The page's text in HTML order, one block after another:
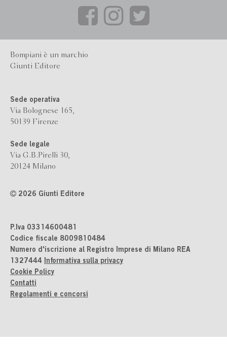
Bompiani è un marchio
Giunti Editore
Sede operativa
Via Bolognese 165,
50139 Firenze
Sede legale
Via G.B.Pirelli 30,
20124 Milano
2026 Giunti Editore
P.Iva 03314600481
Codice fiscale 8009810484
Numero d'iscrizione al Registro Imprese di Milano REA
1327444 Informativa sulla privacy
Cookie Policy
Contatti
Regolamenti e concorsi